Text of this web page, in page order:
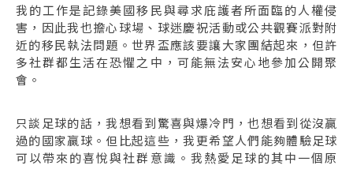
我的工作是記錄美國移民與尋求庇護者所面臨的人權侵
害，因此我也擔心球場、球迷慶祝活動或公共觀賽派對附
近的移民執法問題。世界盃應該要讓大家團結起來，但許
多社群都生活在恐懼之中，可能無法安心地參加公開聚
會。
只談足球的話，我想看到驚喜與爆冷門，也想看到從沒贏
過的國家贏球。但比起這些，我更希望人們能夠體驗足球
可以帶來的喜悅與社群意識。我熱愛足球的其中一個原